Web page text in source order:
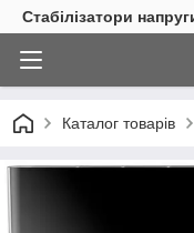
Стабілізатори
Каталог товарів